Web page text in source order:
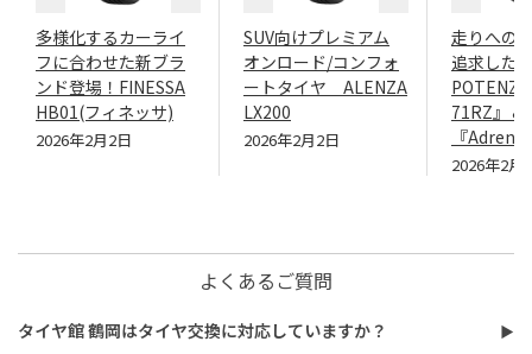
多様化するカーライ
フに合わせた新ブラ
ンド登場！FINESSA
HB01(フィネッサ)
2026年2月2日
SUV向けプレミアム
オンロード/コンフォ
ートタイヤ ALENZA
LX200
2026年2月2日
走りへの
追求した
71RZ』＆
『
2026年2月
よくあるご質問
タイヤ館 鶴岡はタイヤ交換に対応していますか？